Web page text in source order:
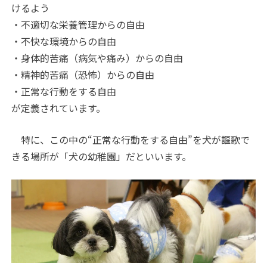
けるよう
・不適切な栄養管理からの自由
・不快な環境からの自由
・身体的苦痛（病気や痛み）からの自由
・精神的苦痛（恐怖）からの自由
・正常な行動をする自由
が定義されています。
特に、この中の“正常な行動をする自由”を犬が謳歌で
きる場所が「犬の幼稚園」だといいます。